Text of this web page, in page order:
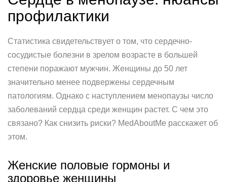
профилактики
Статистика свидетельствует о том, что сердечно-
сосудистые болезни в зрелом возрасте в большей
степени поражают мужчин. Женщины до 50 лет
значительно менее подвержены сердечным
патологиям. Однако с наступлением менопаузы число
заболеваний сердца среди женщин растет. С чем это
связано? Как снизить риски? MedAboutMe расскажет об
этом.
Женские половые гормоны и
здоровье женщины